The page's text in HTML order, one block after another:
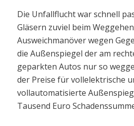
Die Unfallflucht war schnell
Gläsern zuviel beim
Ausweichmanöver wegen
die Außenspiegel der am
geparkten Autos nur so
der Preise für vollelektrische
vollautomatisierte
Tausend Euro